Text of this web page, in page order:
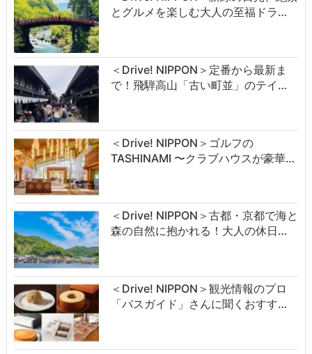
とグルメを楽しむ大人の至福ドラ…
＜Drive! NIPPON＞定番から最新ま
で！飛騨高山「古い町並」のテイ…
＜Drive! NIPPON＞ゴルフの
TASHINAMI 〜クラブハウスが豪華…
＜Drive! NIPPON＞古都・京都で海と
森の自然に抱かれる！大人の休日…
＜Drive! NIPPON＞観光情報のプロ
「バスガイド」さんに聞くおすす…